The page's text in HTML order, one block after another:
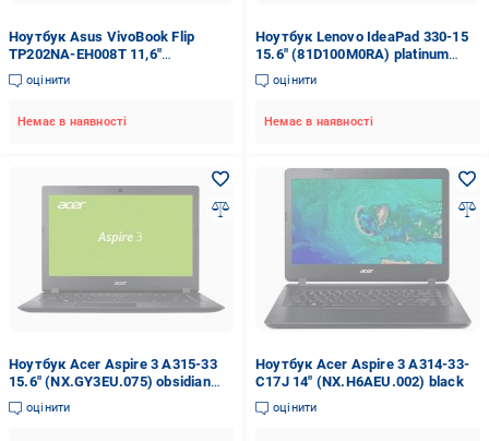
Ноутбук Asus VivoBook Flip
TP202NA-EH008T 11,6"
(90NB0H01-M00220) grey
оцінити
Немає в наявності
Ноутбук Lenovo IdeaPad 330-15
15.6" (81D100M0RA) platinum
grey
оцінити
Немає в наявності
Ноутбук Acer Aspire 3 A315-33
15.6" (NX.GY3EU.075) obsidian
black
оцінити
Ноутбук Acer Aspire 3 A314-33-
C17J 14" (NX.H6AEU.002) black
оцінити